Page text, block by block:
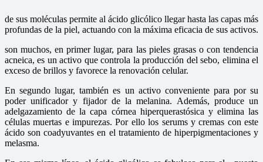
de sus moléculas permite al ácido glicólico llegar hasta las capas más
profundas de la piel, actuando con la máxima eficacia de sus activos.
son muchos, en primer lugar, para las pieles grasas o con tendencia
acneica, es un activo que controla la producción del sebo, elimina el
exceso de brillos y favorece la renovación celular.
En segundo lugar, también es un activo conveniente para por su
poder unificador y fijador de la melanina. Además, produce un
adelgazamiento de la capa córnea hiperquerastósica y elimina las
células muertas e impurezas. Por ello los serums y cremas con este
ácido son coadyuvantes en el tratamiento de hiperpigmentaciones y
melasma.